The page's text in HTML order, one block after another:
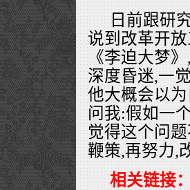
日前跟研
说到改革开
《李迫大梦
深度昏迷,一
他大概会以
问我:假如一
觉得这个问
鞭策,再努力,
相关链接